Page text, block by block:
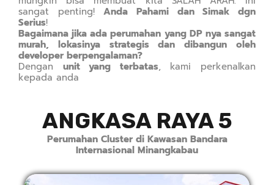
sangat penting!Anda Pahami dan Simak dgn
Serius!
Bagaimana jika ada perumahan yang DP nya sangat
murah, lokasinya strategis dan dibangun oleh
developer berpengalaman?
Dengan unit yang terbatas, kami perkenalkan
kepada anda
ANGKASA RAYA 5
Perumahan Cluster di Kawasan Bandara
Internasional Minangkabau